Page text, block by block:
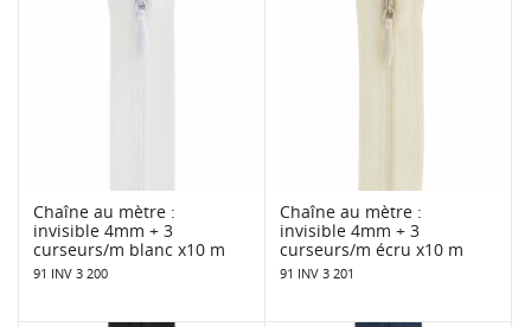
Chaîne au mètre :
invisible 4mm + 3
curseurs/m blanc x10 m
91 INV 3 200
Chaîne au mètre :
invisible 4mm + 3
curseurs/m écru x10 m
91 INV 3 201